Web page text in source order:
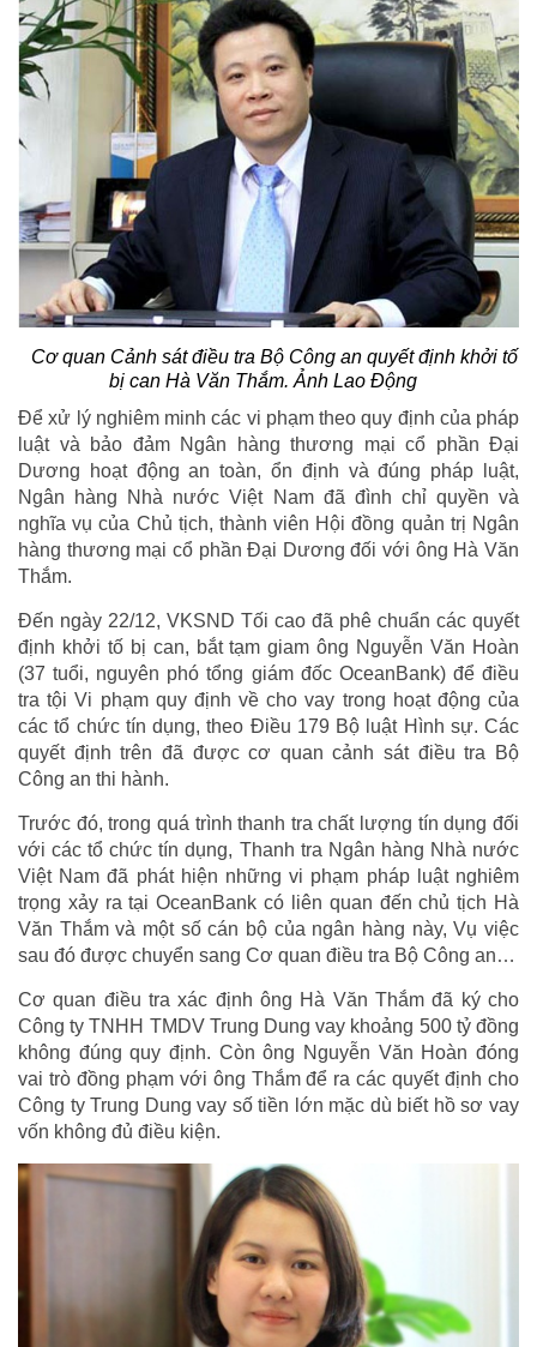
Cơ quan Cảnh sát điều tra Bộ Công an quyết định khởi tố
bị can Hà Văn Thắm. Ảnh Lao Động
Để xử lý nghiêm minh các vi phạm theo quy định của pháp
luật và bảo đảm Ngân hàng thương mại cổ phần Đại
Dương hoạt động an toàn, ổn định và đúng pháp luật,
Ngân hàng Nhà nước Việt Nam đã đình chỉ quyền và
nghĩa vụ của Chủ tịch, thành viên Hội đồng quản trị Ngân
hàng thương mại cổ phần Đại Dương đối với ông Hà Văn
Thắm.
Đến ngày 22/12, VKSND Tối cao đã phê chuẩn các quyết
định khởi tố bị can, bắt tạm giam ông Nguyễn Văn Hoàn
(37 tuổi, nguyên phó tổng giám đốc OceanBank) để điều
tra tội Vi phạm quy định về cho vay trong hoạt động của
các tổ chức tín dụng, theo Điều 179 Bộ luật Hình sự. Các
quyết định trên đã được cơ quan cảnh sát điều tra Bộ
Công an thi hành.
Trước đó, trong quá trình thanh tra chất lượng tín dụng đối
với các tổ chức tín dụng, Thanh tra Ngân hàng Nhà nước
Việt Nam đã phát hiện những vi phạm pháp luật nghiêm
trọng xảy ra tại OceanBank có liên quan đến chủ tịch Hà
Văn Thắm và một số cán bộ của ngân hàng này, Vụ việc
sau đó được chuyển sang Cơ quan điều tra Bộ Công an…
Cơ quan điều tra xác định ông Hà Văn Thắm đã ký cho
Công ty TNHH TMDV Trung Dung vay khoảng 500 tỷ đồng
không đúng quy định. Còn ông Nguyễn Văn Hoàn đóng
vai trò đồng phạm với ông Thắm để ra các quyết định cho
Công ty Trung Dung vay số tiền lớn mặc dù biết hồ sơ vay
vốn không đủ điều kiện.